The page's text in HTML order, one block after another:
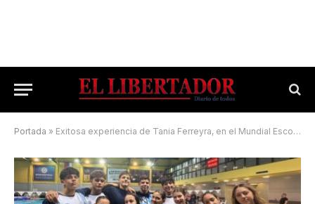
Portada » Exitosa experiencia de Tania Ferreyra, en el Mundial Escolar